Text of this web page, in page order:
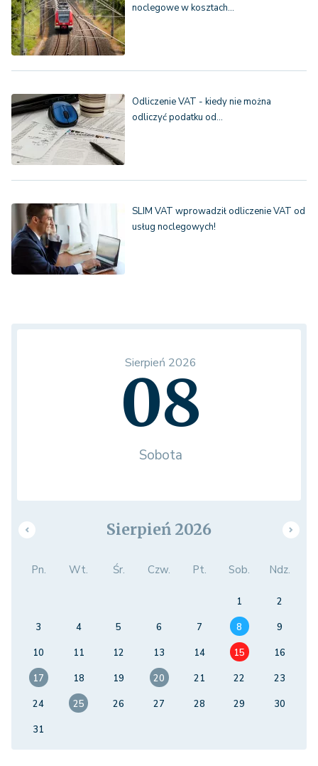
noclegowe w kosztach…
Odliczenie VAT - kiedy nie można
odliczyć podatku od…
SLIM VAT wprowadził odliczenie VAT od
usług noclegowych!
Sierpień 2026
08
Sobota
Sierpień 2026
Pn. Wt. Śr. Czw. Pt. Sob. Ndz.
1
2
3
4 5 6 7 8
9
10
11 12 13 14 15
16
17
18 19 20 21 22
23
24
25 26 27 28 29
30
31